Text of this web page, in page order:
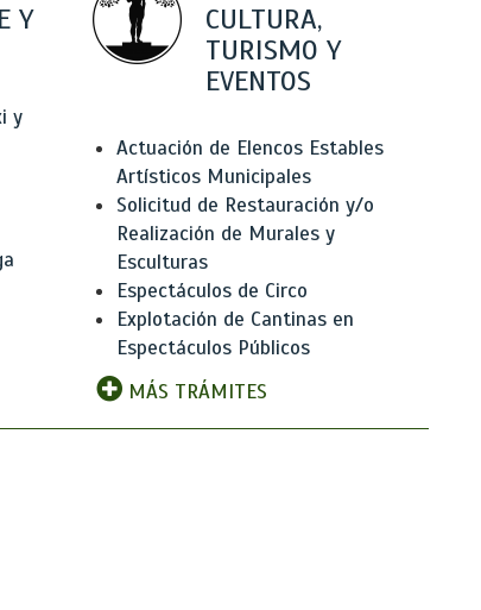
Y
y
CULTURA,
TURISMO Y
EVENTOS
Actuación de Elencos Estables
Artísticos Municipales
Solicitud de Restauración y/o
Realización de Murales y
Esculturas
Espectáculos de Circo
Explotación de Cantinas en
Espectáculos Públicos
MÁS TRÁMITES